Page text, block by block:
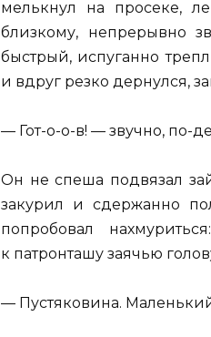
мелькнул на просеке,
близкому, непрерывно
быстрый, испуганно
и вдруг резко дернулся,
— Гот-о-о-в! — звучно, по-
Он не спеша подвязал
закурил и сдержанно
попробовал
к патронташу заячью
— Пустяковина.